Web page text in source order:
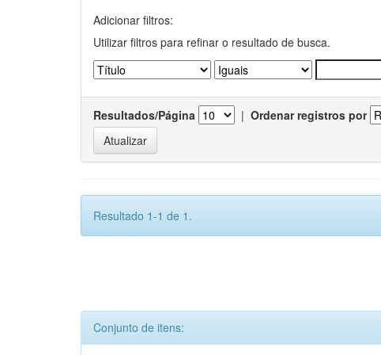
Adicionar filtros:
Utilizar filtros para refinar o resultado de busca.
Resultados/Página | Ordenar registros por
Resultado 1-1 de 1.
Conjunto de itens: